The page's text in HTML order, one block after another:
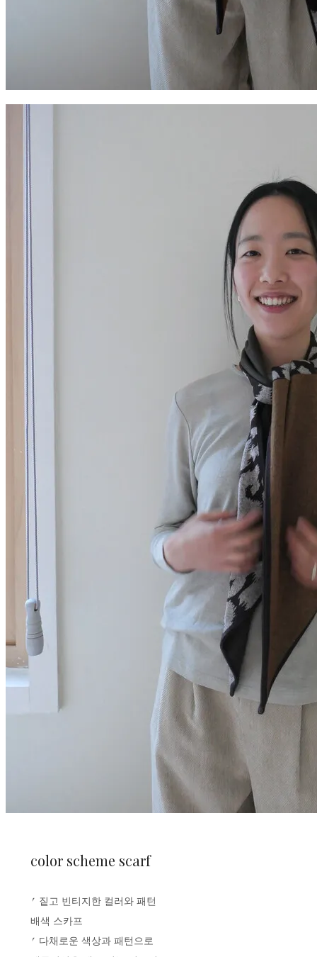
color scheme scarf
​​​​​​​​​​​​⎖ 짙고 빈티지한 컬러와 패턴
배색 스카프
⎖ 다채로운 색상과 패턴으로